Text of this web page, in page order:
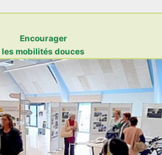
Encourager
les mobilités douces